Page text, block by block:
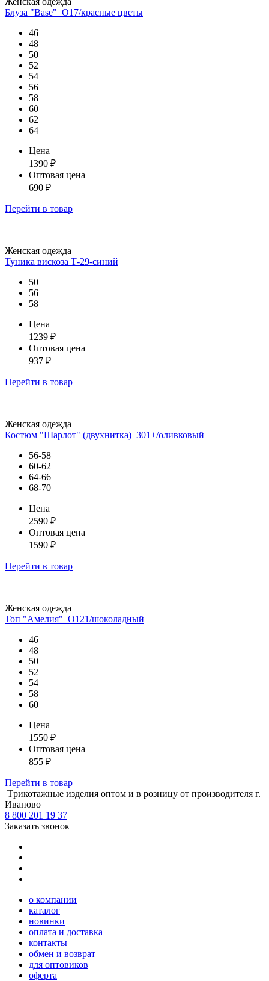
Блуза "Base"_О17/красные цветы
46
48
50
52
54
56
58
60
62
64
Цена
1390 ₽
Оптовая цена
690 ₽
Перейти в товар
Женская одежда
Туника вискоза Т-29-синий
50
56
58
Цена
1239 ₽
Оптовая цена
937 ₽
Перейти в товар
Женская одежда
Костюм "Шарлот" (двухнитка)_301+/оливковый
56-58
60-62
64-66
68-70
Цена
2590 ₽
Оптовая цена
1590 ₽
Перейти в товар
Женская одежда
Топ "Амелия"_О121/шоколадный
46
48
50
52
54
58
60
Цена
1550 ₽
Оптовая цена
855 ₽
Перейти в товар
Tрикотажные изделия оптом и в розницу от производителя г.
Иваново
8 800 201 19 37
Заказать звонок
о компании
каталог
новинки
оплата и доставка
контакты
обмен и возврат
для оптовиков
оферта